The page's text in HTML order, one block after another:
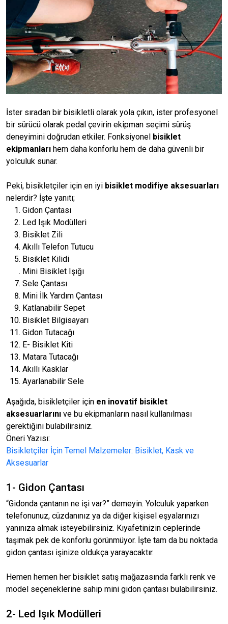
İster sıradan bir bisikletli olarak yola çıkın, ister profesyonel
bir sürücü olarak pedal çevirin ekipman seçimi sürüş
deneyimini doğrudan etkiler. Fonksiyonel bisiklet
ekipmanları hem daha konforlu hem de daha güvenli bir
yolculuk sunar.
Peki, bisikletçiler için en iyi bisiklet modifiye aksesuarları
nelerdir? İşte yanıtı;
Gidon Çantası
Led Işık Modülleri
Bisiklet Zili
Akıllı Telefon Tutucu
Bisiklet Kilidi
Mini Bisiklet Işığı
Sele Çantası
Mini İlk Yardım Çantası
Katlanabilir Sepet
Bisiklet Bilgisayarı
Gidon Tutacağı
E- Bisiklet Kiti
Matara Tutacağı
Akıllı Kasklar
Ayarlanabilir Sele
Aşağıda, bisikletçiler için en inovatif bisiklet
aksesuarlarını ve bu ekipmanların nasıl kullanılması
gerektiğini bulabilirsiniz.
Öneri Yazısı:
Bisikletçiler İçin Temel Malzemeler: Bisiklet, Kask ve
Aksesuarlar
1- Gidon Çantası
“Gidonda çantanın ne işi var?” demeyin. Yolculuk yaparken
telefonunuz, cüzdanınız ya da diğer kişisel eşyalarınızı
yanınıza almak isteyebilirsiniz. Kıyafetinizin ceplerinde
taşımak pek de konforlu görünmüyor. İşte tam da bu noktada
gidon çantası işinize oldukça yarayacaktır.
Hemen hemen her bisiklet satış mağazasında farklı renk ve
model seçeneklerine sahip mini gidon çantası bulabilirsiniz.
2- Led Işık Modülleri